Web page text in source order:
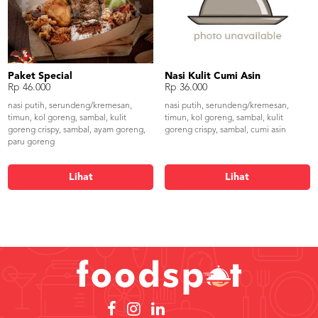
Paket Special
Rp 46.000
nasi putih, serundeng/kremesan,
timun, kol goreng, sambal, kulit
goreng crispy, sambal, ayam goreng,
paru goreng
Lihat
Nasi Kulit Cumi Asin
Rp 36.000
nasi putih, serundeng/kremesan,
timun, kol goreng, sambal, kulit
goreng crispy, sambal, cumi asin
Lihat